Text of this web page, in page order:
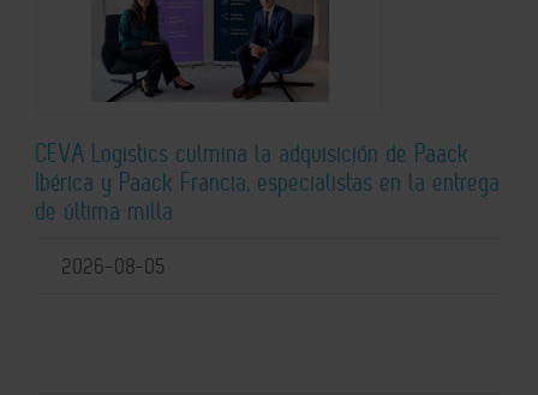
CEVA Logistics culmina la adquisición de Paack
Ibérica y Paack Francia, especialistas en la entrega
de última milla
2026-08-05